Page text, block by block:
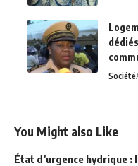
Société
You Might also Like
État d’urgence hydrique :